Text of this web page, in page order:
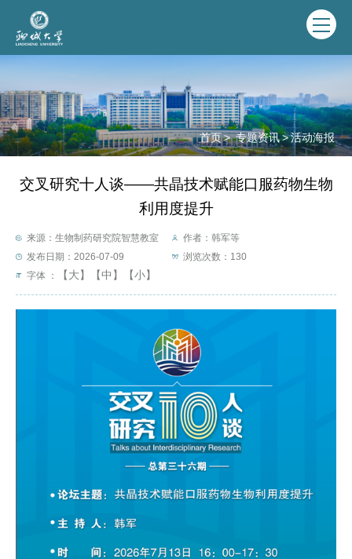
首页 > 专题资讯>活动海报
交叉研究十人谈——共晶技术赋能口服药物生物
利用度提升
来源：生物制药研究院智慧教室
作者：韩军等
发布日期：2026-07-09
浏览次数： 130
字体 ：
【大】 【中】 【小】